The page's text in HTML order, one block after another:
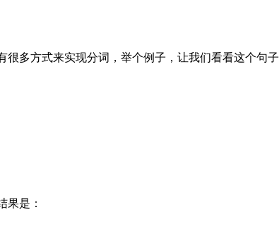
多方式来实现分词，举个例子，让我们看看这个句子
果是：